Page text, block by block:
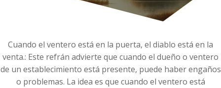
Cuando el ventero está en la puerta, el diablo está en la
venta.: Este refrán advierte que cuando el dueño o ventero
de un establecimiento está presente, puede haber engaños
o problemas. La idea es que cuando el ventero está